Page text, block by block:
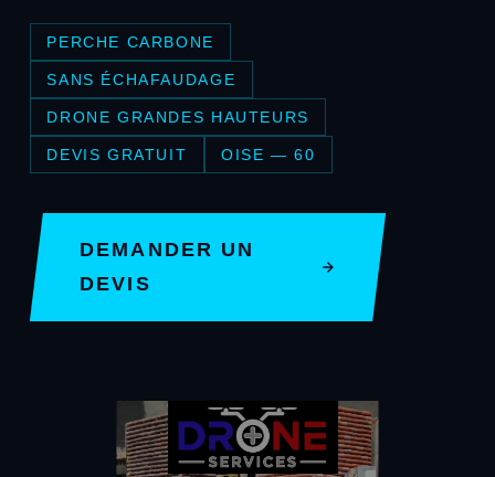
PERCHE CARBONE
SANS ÉCHAFAUDAGE
DRONE GRANDES HAUTEURS
DEVIS GRATUIT OISE — 60
DEMANDER UN
DEVIS